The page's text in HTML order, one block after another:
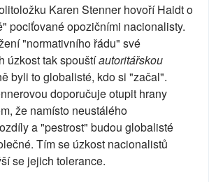
Karen Stenner hovoří Haidt o
pociťované opozičními nacionalisty.
"normativního řádu" své
úzkost tak spouštíautoritářskou
byli to globalisté, kdo si "začal".
doporučuje otupit hrany
že namísto neustálého
a "pestrost" budou globalisté
Tím se úzkost nacionalistů
se jejich tolerance.